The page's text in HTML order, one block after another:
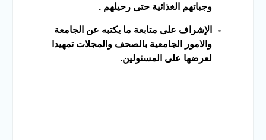
وجباتهم الغذائية حتى رحيلهم .
الإشراف على متابعة ما يكتبه عن الجامعة
والامور الجامعية بالصحف والمجلات تمهيدا
لعرضها على المسئولين.